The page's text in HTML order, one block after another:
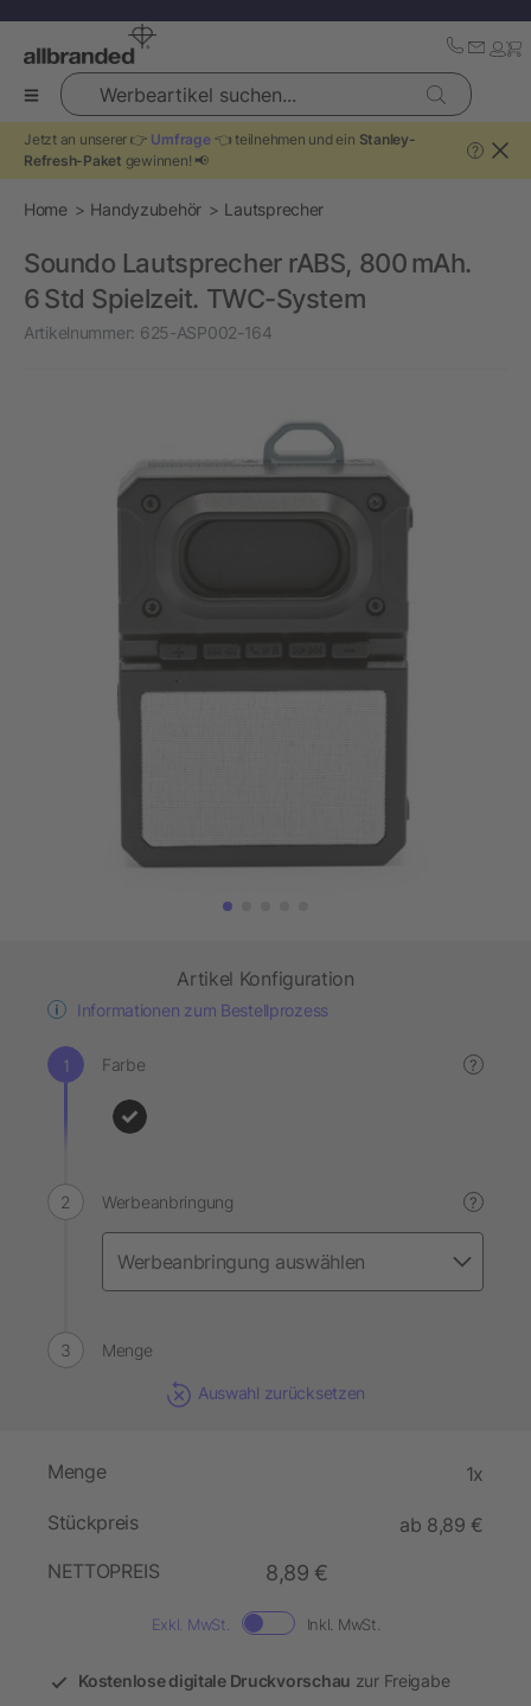
Werbeartikel suchen...
Jetzt an unserer 👉 Umfrage👈 teilnehmen und ein Stanley-
Refresh-Paket gewinnen! 📢
?
Home Handyzubehör Lautsprecher
Soundo Lautsprecher rABS, 800 mAh.
6 Std Spielzeit. TWC-System
Artikelnummer: 625-ASP002-164
Artikel Konfiguration
Informationen zum Bestellprozess
Farbe ?
Werbeanbringung ?
Menge
Auswahl zurücksetzen
Menge 1x
Stückpreis
ab 8,89 €
NETTOPREIS
8,89 €
Exkl. MwSt. Inkl. MwSt.
Kostenlose digitale Druckvorschau zur Freigabe